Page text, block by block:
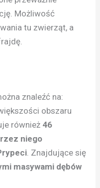
Możliwość
tu zwierząt, a
znaleźć na:
obszaru
również 46
niego
. Znajdujące się
masywami dębów